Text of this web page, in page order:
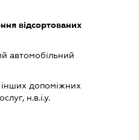
відсортованих
автомобільний
допоміжних
н.в.і.у.